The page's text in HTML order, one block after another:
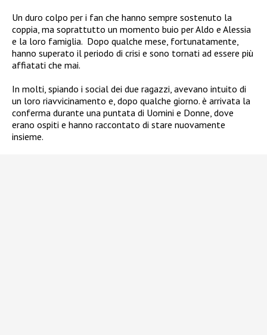
Un duro colpo per i fan che hanno sempre sostenuto la
coppia, ma soprattutto un momento buio per Aldo e Alessia
e la loro famiglia. Dopo qualche mese, fortunatamente,
hanno superato il periodo di crisi e sono tornati ad essere più
affiatati che mai.
In molti, spiando i social dei due ragazzi, avevano intuito di
un loro riavvicinamento e, dopo qualche giorno. è arrivata la
conferma durante una puntata di Uomini e Donne, dove
erano ospiti e hanno raccontato di stare nuovamente
insieme.